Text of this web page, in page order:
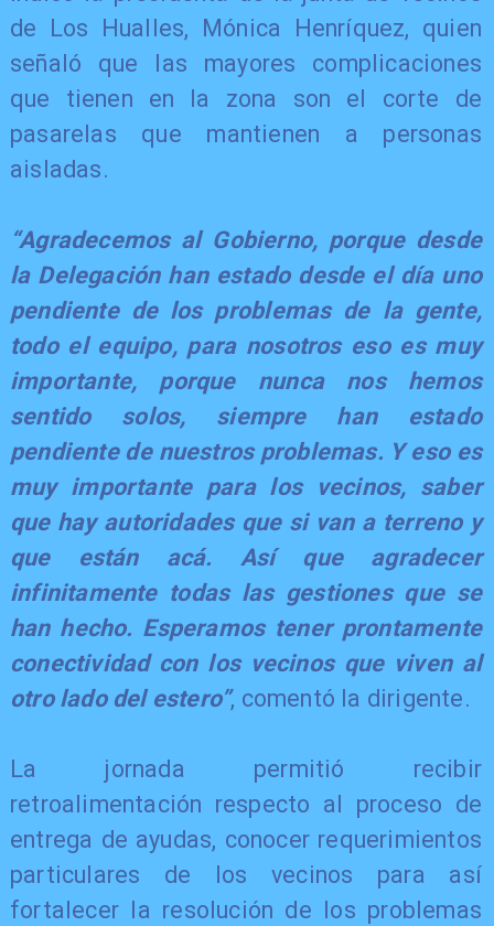
de Los Hualles, Mónica Henríquez, quien
señaló que las mayores complicaciones
que tienen en la zona son el corte de
pasarelas que mantienen a personas
aisladas.
“Agradecemos al Gobierno, porque desde
la Delegación han estado desde el día uno
pendiente de los problemas de la gente,
todo el equipo, para nosotros eso es muy
importante, porque nunca nos hemos
sentido solos, siempre han estado
pendiente de nuestros problemas. Y eso es
muy importante para los vecinos, saber
que hay autoridades que si van a terreno y
que están acá. Así que agradecer
infinitamente todas las gestiones que se
han hecho. Esperamos tener prontamente
conectividad con los vecinos que viven al
otro lado del estero”, comentó la dirigente.
La jornada permitió recibir
retroalimentación respecto al proceso de
entrega de ayudas, conocer requerimientos
particulares de los vecinos para así
fortalecer la resolución de los problemas